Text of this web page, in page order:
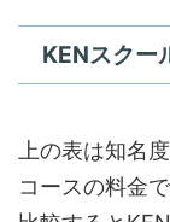
KENスクー
上の表は知名
コースの料金